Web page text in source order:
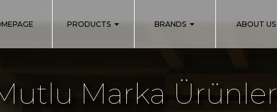
PRODUCTS BRANDS ABOUT US
Marka Ürünler